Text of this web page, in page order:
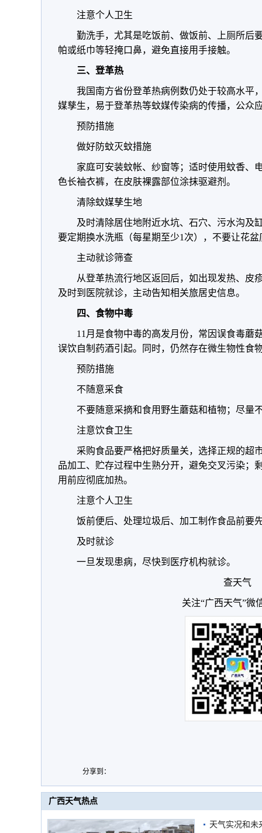
注意个人卫生
勤洗手，尤其是吃饭前、做饭前、上厕所后
帕或纸巾等轻掩口鼻，避免直接用手接触。
三、登革热
我国南方省份登革热病例数仍处于较高水平
媒孳生，易于登革热等蚊媒传染病的传播，公众
预防措施
做好防蚊灭蚊措施
家庭可安装蚊帐、纱窗等；适时使用蚊香、
色长袖衣裤，在皮肤裸露部位涂抹驱避剂。
清除蚊媒孳生地
及时清除居住地附近水坑、石穴、污水沟及
要定期换水洗瓶（每星期至少1次），不要让花
主动就诊筛查
从登革热流行地区返回后，如出现发热、皮
及时到医院就诊，主动告知相关旅居史信息。
四、食物中毒
11月是食物中毒的高发月份，常因误食毒蘑
误饮自制药酒引起。同时，仍然存在微生物性食
预防措施
不随意采食
不要随意采摘和食用野生蘑菇和植物；尽量
注意饮食卫生
采购食品要严格把好质量关，选择正规的超
品加工、贮存过程中生熟分开，避免交叉污染；
用前应彻底加热。
注意个人卫生
饭前便后、处理垃圾后、加工制作食品前要
及时就诊
一旦发现患病，尽快到医疗机构就诊。
查天气
关注“广西天气”微
分享到：
广西天气热点
天气实况和未